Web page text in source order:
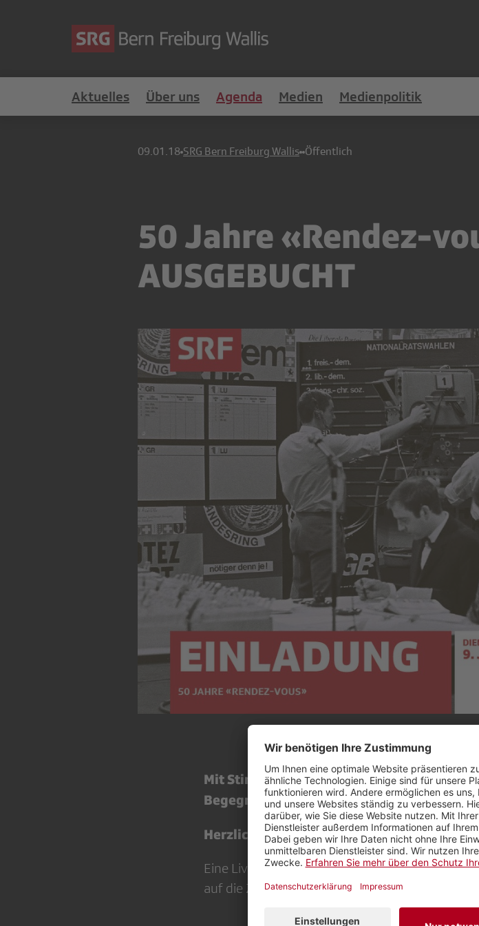
Aktuelles Über uns Agenda Medien Medienpolitik
09.01.18 SRG Bern Freiburg Wallis Öffentlich
50 Jahre «Rendez-
AUSGEBUCHT
Mit Stimmen von damals, MacherInnen
Begegnungen.
Herzliche Einladung zur Jubiläumsfeier!
Eine Live-Sendung mit Rückblick auf ein
auf die Zukunft des Radios.